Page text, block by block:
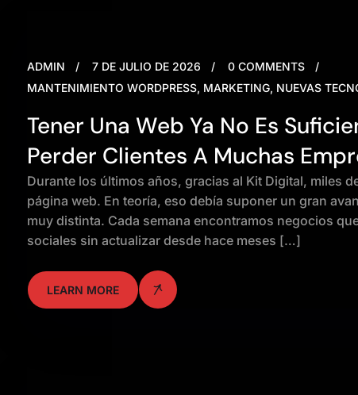
ADMIN 7 DE JULIO DE 2026
0 COMMENTS
MANTENIMIENTO WORDPRESS, MARKETING, NUEVAS
Tener Una Web Ya No Es
Perder Clientes A Muchas
Durante los últimos años, gracias al Kit Digital, miles
página web. En teoría, eso debía suponer un gran
muy distinta. Cada semana encontramos negocios
sociales sin actualizar desde hace meses […]
LEARN MORE